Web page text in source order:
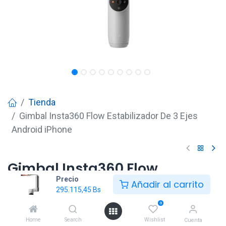
Precio
295.115,45 Bs Añadir al carrito
Home Search
0
Wishlist Cuenta
Tienda
Gimbal Insta360 Flow Estabilizador De 3 Ejes
Android iPhone
Gimbal Insta360 Flow
Estabilizador De 3 Ejes
Android iPhone